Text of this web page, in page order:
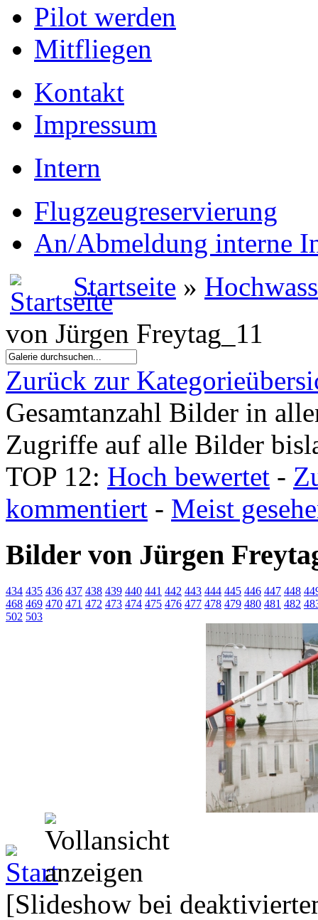
Pilot werden
Mitfliegen
Kontakt
Impressum
Intern
Flugzeugreservierung
An/Abmeldung interne
Startseite »
von Jürgen Freytag_11
Zurück zur
Gesamtanzahl Bilder in
Zugriffe auf alle Bilder
TOP 12: Hoch bewertet -
kommentiert - Meist
Bilder von Jürgen
434 435 436 437 438 439 440 441 442 443 444 445 446 447 448
468 469 470 471 472 473 474 475 476 477 478 479 480 481 482
502 503
[Slideshow bei